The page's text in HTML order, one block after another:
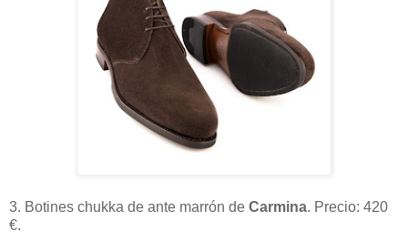
3. Botines chukka de ante marrón de Carmina. Precio: 420
€.